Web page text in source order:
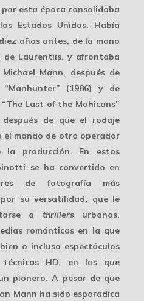
esta época consolidaba
Estados Unidos. Había
años antes, de la mano
Laurentiis, y afrontaba
Mann, después de
(1986) y de
Last of the Mohicans”
después de que el rodaje
el mando de otro operador
la producción. En estos
se ha convertido en
de fotografía más
su versatilidad, que le
a thrillersurbanos,
románticas en la que
o incluso espectáculos
técnicas HD, en las que
pionero. A pesar de que
Mann ha sido esporádica